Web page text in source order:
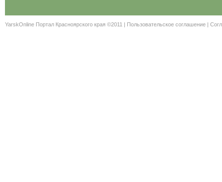
YarskOnline Портал Красноярского края ©2011 | Пользовательское соглашение |